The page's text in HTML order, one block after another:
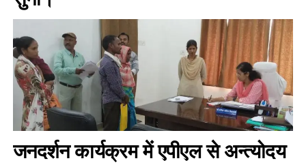
जनदर्शन कार्यक्रम में एपीएल से अन्त्योदय